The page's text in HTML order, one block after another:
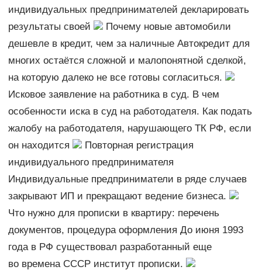
индивидуальных предпринимателей декларировать
результаты своей
Почему новые автомобили
дешевле в кредит, чем за наличные Автокредит для
многих остаётся сложной и малопонятной сделкой,
на которую далеко не все готовы согласиться.
Исковое заявление на работника в суд. В чем
особенности иска в суд на работодателя. Как подать
жалобу на работодателя, нарушающего ТК РФ, если
он находится
Повторная регистрация
индивидуального предпринимателя
Индивидуальные предприниматели в ряде случаев
закрывают ИП и прекращают ведение бизнеса.
Что нужно для прописки в квартиру: перечень
документов, процедура оформления До июня 1993
года в РФ существовал разработанный еще
во времена СССР институт прописки.